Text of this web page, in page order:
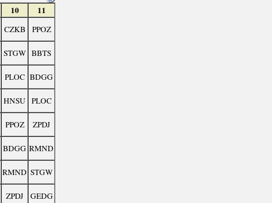
10 11
CZKB PPOZ
STGW BBTS
PLOC BDGG
HNSU PLOC
PPOZ ZPDJ
BDGG RMND
RMND STGW
ZPDJ GEDG